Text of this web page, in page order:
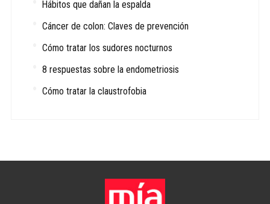
Hábitos que dañan la espalda
Cáncer de colon: Claves de prevención
Cómo tratar los sudores nocturnos
8 respuestas sobre la endometriosis
Cómo tratar la claustrofobia